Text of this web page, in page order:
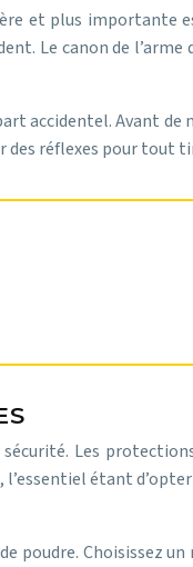
et plus importante
Le canon de
accidentel. Avant de
des réflexes pour tout
Les
l’essentiel étant
poudre. Choisissez